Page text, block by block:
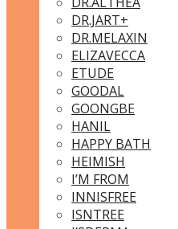
DR.JART+
DR.MELAXIN
ELIZAVECCA
ETUDE
GOODAL
GOONGBE
HANIL
HAPPY BATH
HEIMISH
I’M FROM
INNISFREE
ISNTREE